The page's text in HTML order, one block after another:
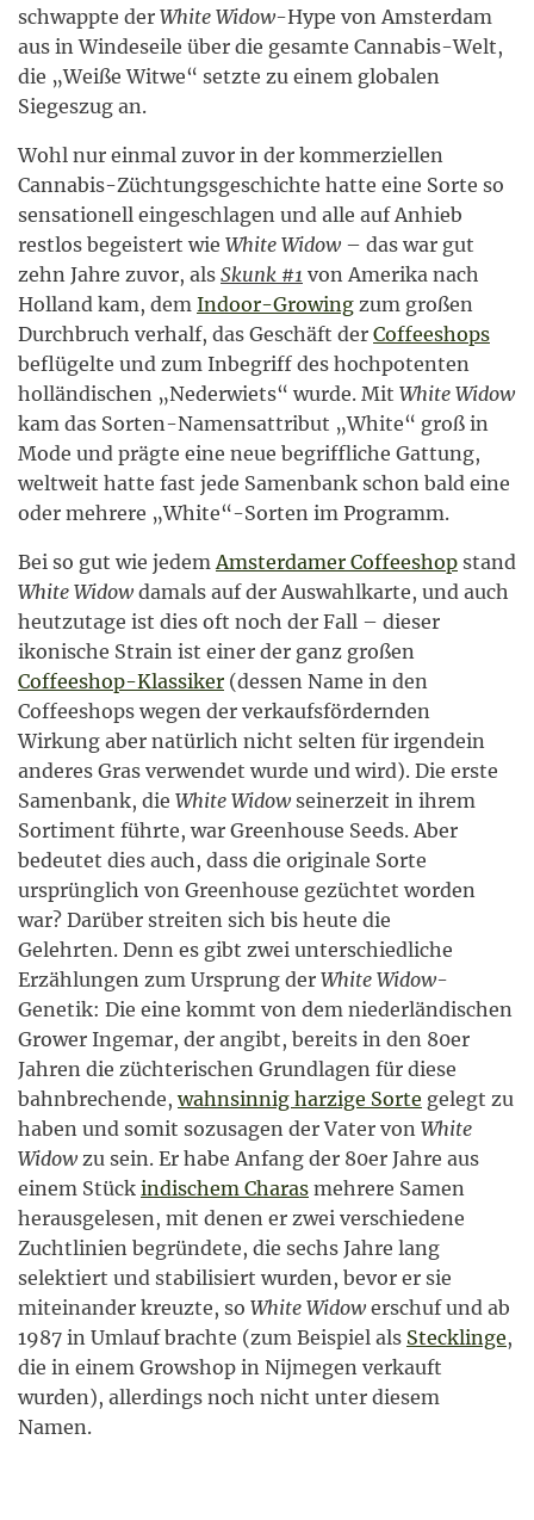
schwappte der White Widow-Hype von Amsterdam
aus in Windeseile über die gesamte Cannabis-Welt,
die „Weiße Witwe“ setzte zu einem globalen
Siegeszug an.
Wohl nur einmal zuvor in der kommerziellen
Cannabis-Züchtungsgeschichte hatte eine Sorte so
sensationell eingeschlagen und alle auf Anhieb
restlos begeistert wie White Widow – das war gut
zehn Jahre zuvor, als Skunk #1 von Amerika nach
Holland kam, dem Indoor-Growing zum großen
Durchbruch verhalf, das Geschäft der Coffeeshops
beflügelte und zum Inbegriff des hochpotenten
holländischen „Nederwiets“ wurde. Mit White Widow
kam das Sorten-Namensattribut „White“ groß in
Mode und prägte eine neue begriffliche Gattung,
weltweit hatte fast jede Samenbank schon bald eine
oder mehrere „White“-Sorten im Programm.
Bei so gut wie jedemAmsterdamer Coffeeshop stand
White Widow damals auf der Auswahlkarte, und auch
heutzutage ist dies oft noch der Fall – dieser
ikonische Strain ist einer der ganz großen
Coffeeshop-Klassiker (dessen Name in den
Coffeeshops wegen der verkaufsfördernden
Wirkung aber natürlich nicht selten für irgendein
anderes Gras verwendet wurde und wird). Die erste
Samenbank, die White Widow seinerzeit in ihrem
Sortiment führte, war Greenhouse Seeds. Aber
bedeutet dies auch, dass die originale Sorte
ursprünglich von Greenhouse gezüchtet worden
war? Darüber streiten sich bis heute die
Gelehrten. Denn es gibt zwei unterschiedliche
Erzählungen zum Ursprung der White Widow-
Genetik: Die eine kommt von dem niederländischen
Grower Ingemar, der angibt, bereits in den 80er
Jahren die züchterischen Grundlagen für diese
bahnbrechende, wahnsinnig harzige Sorte gelegt zu
haben und somit sozusagen der Vater von White
Widow zu sein. Er habe Anfang der 80er Jahre aus
einem Stück indischem Charas mehrere Samen
herausgelesen, mit denen er zwei verschiedene
Zuchtlinien begründete, die sechs Jahre lang
selektiert und stabilisiert wurden, bevor er sie
miteinander kreuzte, so White Widow erschuf und ab
1987 in Umlauf brachte (zum Beispiel als Stecklinge,
die in einem Growshop in Nijmegen verkauft
wurden), allerdings noch nicht unter diesem
Namen.